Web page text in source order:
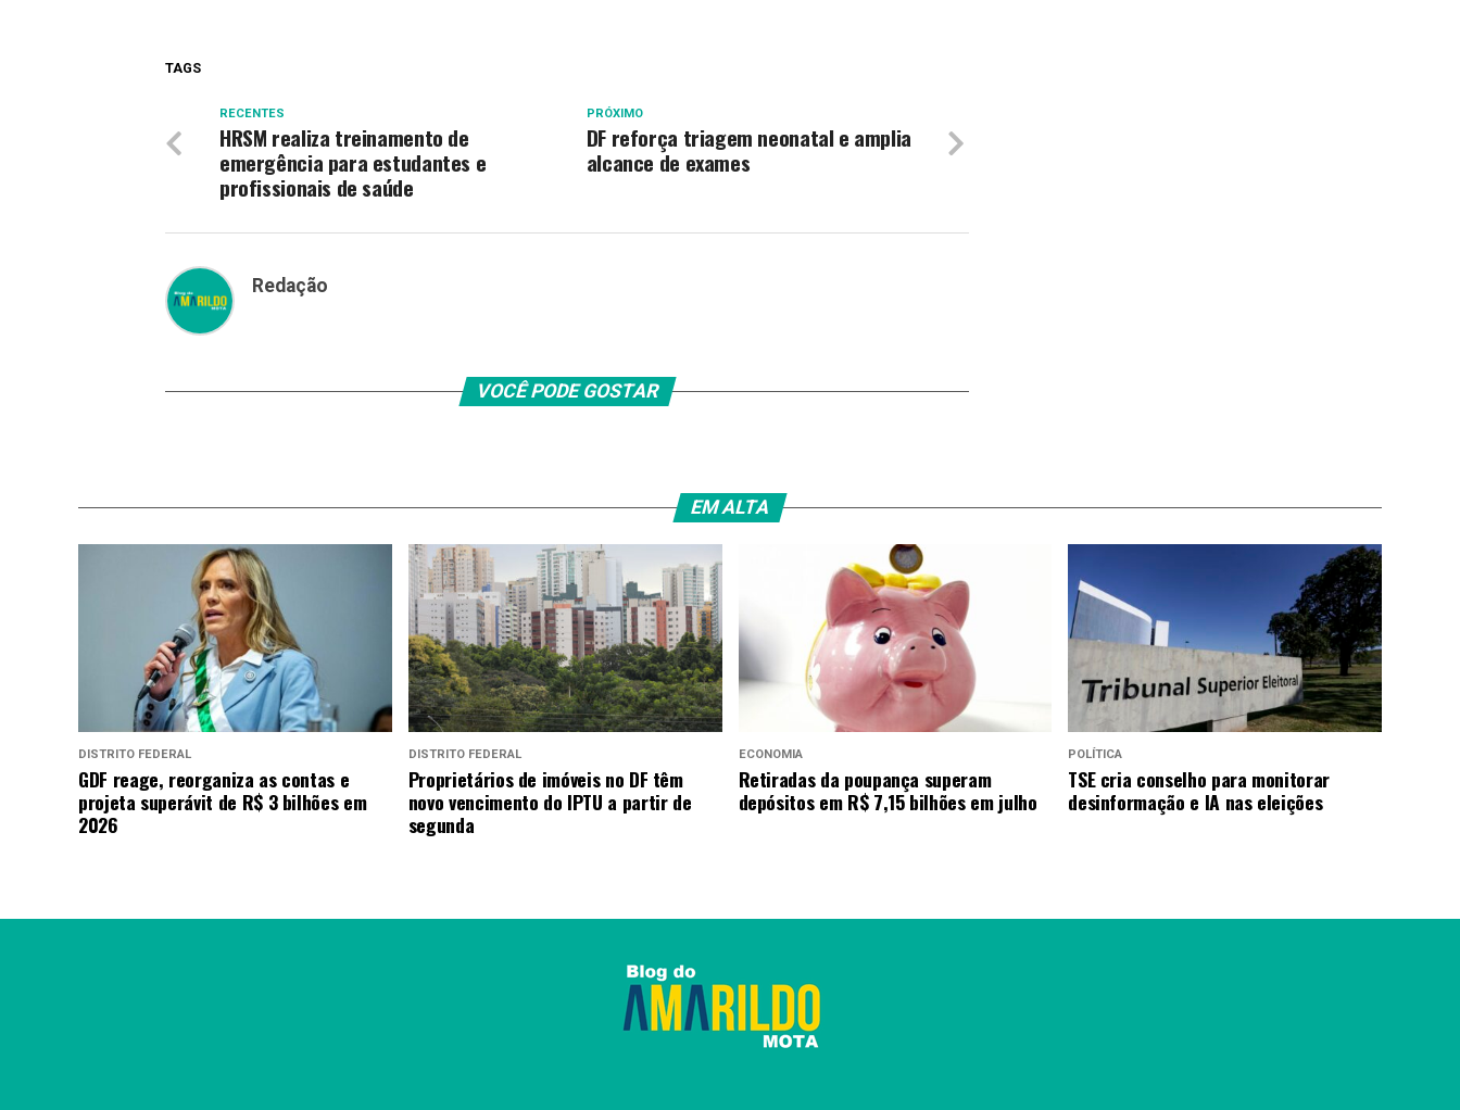
TAGS
PRÓXIMO
DF reforça triagem neonatal e amplia
alcance de exames
RECENTES
HRSM realiza treinamento de
emergência para estudantes e
profissionais de saúde
Redação
VOCÊ PODE GOSTAR
EM ALTA
DISTRITO FEDERAL
GDF reage, reorganiza as contas e
projeta superávit de R$ 3 bilhões em
2026
DISTRITO FEDERAL
Proprietários de imóveis no DF têm
novo vencimento do IPTU a partir de
segunda
ECONOMIA
Retiradas da poupança superam
depósitos em R$ 7,15 bilhões em julho
POLÍTICA
TSE cria conselho para monitorar
desinformação e IA nas eleições